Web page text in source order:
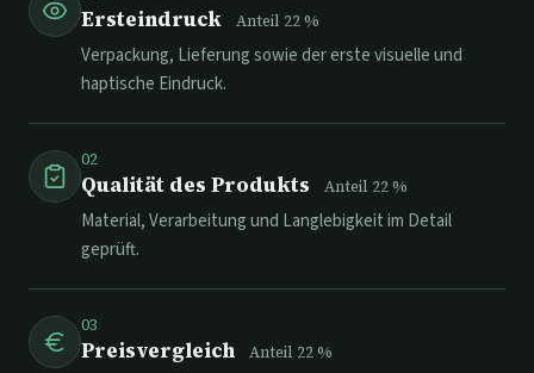
Ersteindruck Anteil 22%
Verpackung, Lieferung sowie der erste visuelle und
haptische Eindruck.
02
Qualität des Produkts Anteil 22%
Material, Verarbeitung und Langlebigkeit im Detail
geprüft.
03
Preisvergleich Anteil 22%